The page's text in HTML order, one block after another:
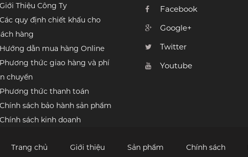
Giới Thiệu Công Ty
Các quy định chiết khấu cho
hàng
Hướng dẫn mua hàng Online
Phương thức giao hàng và phí
chuyển
Phương thức thanh toán
Chính sách bảo hành sản phẩm
Chính sách kinh doanh
Facebook
Google+
Twitter
Youtube
Trang chủ Giới thiệu Sản phẩm Chính sách